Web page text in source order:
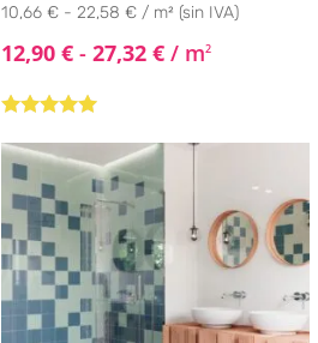
10,66 € - 22,58 € / m² (sin IVA)
12,90€ - 27,32€ / m2
5.00de 5